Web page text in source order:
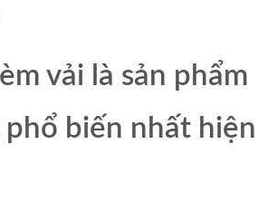
vải là sản phẩm
phổ biến nhất hiện